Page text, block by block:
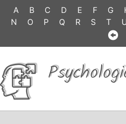
A B C D E F G
N
O P Q R S T